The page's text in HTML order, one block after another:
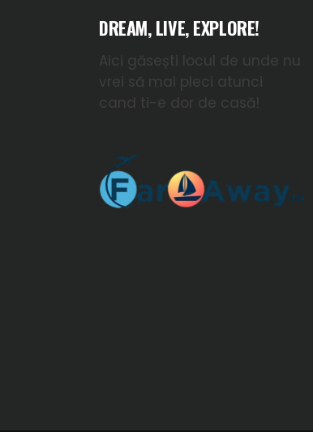
DREAM, LIVE, EXPLORE!
Aici găsești locul de unde nu
vrei să mai pleci atunci
cand ti-e dor de casă!